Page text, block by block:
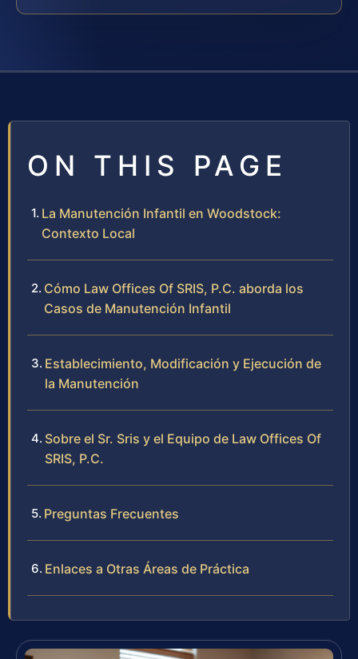
ON THIS PAGE
La Manutención Infantil en Woodstock:
Contexto Local
Cómo Law Offices Of SRIS, P.C. aborda los
Casos de Manutención Infantil
Establecimiento, Modificación y Ejecución de
la Manutención
Sobre el Sr. Sris y el Equipo de Law Offices Of
SRIS, P.C.
Preguntas Frecuentes
Enlaces a Otras Áreas de Práctica